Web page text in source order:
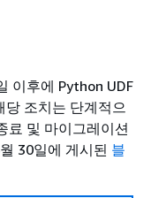
이후에 Python UDF
당 조치는 단계적으
료 및 마이그레이션
30일에 게시된 블